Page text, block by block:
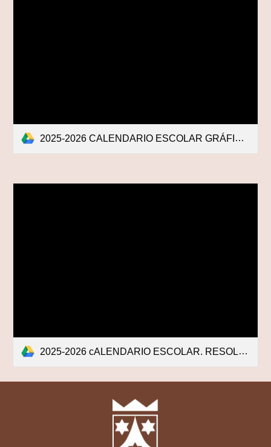
2025-2026 CALENDARIO ESCOLAR GRÁFICO.pdf
2025-2026 cALENDARIO ESCOLAR. RESOLUCIÓN Y GRÁFICO.pdf